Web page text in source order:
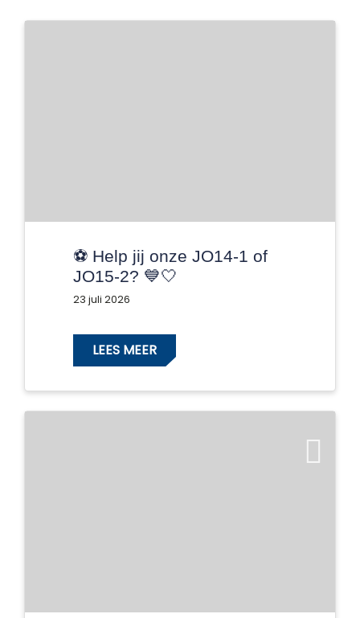
⚽️ Help jij onze JO14-1 of
JO15-2? 💙🤍
23 juli 2026
LEES MEER